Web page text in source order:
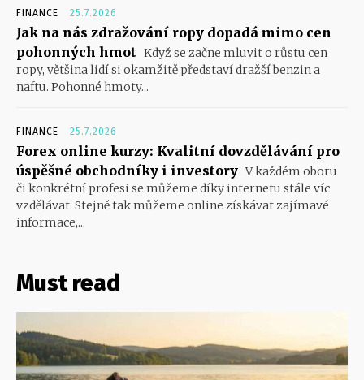
FINANCE 25.7.2026
Jak na nás zdražování ropy dopadá mimo cen
pohonných hmot Když se začne mluvit o růstu cen
ropy, většina lidí si okamžitě představí dražší benzin a
naftu. Pohonné hmoty...
FINANCE 25.7.2026
Forex online kurzy: Kvalitní dovzdělávání pro
úspěšné obchodníky i investory V každém oboru
či konkrétní profesi se můžeme díky internetu stále víc
vzdělávat. Stejně tak můžeme online získávat zajímavé
informace,...
Must read